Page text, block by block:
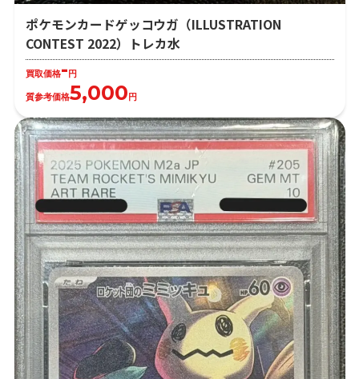
ポケモンカードゲッコウガ（ILLUSTRATION
CONTEST 2022）トレカ水
買取価格-円
質参考価格5,000円